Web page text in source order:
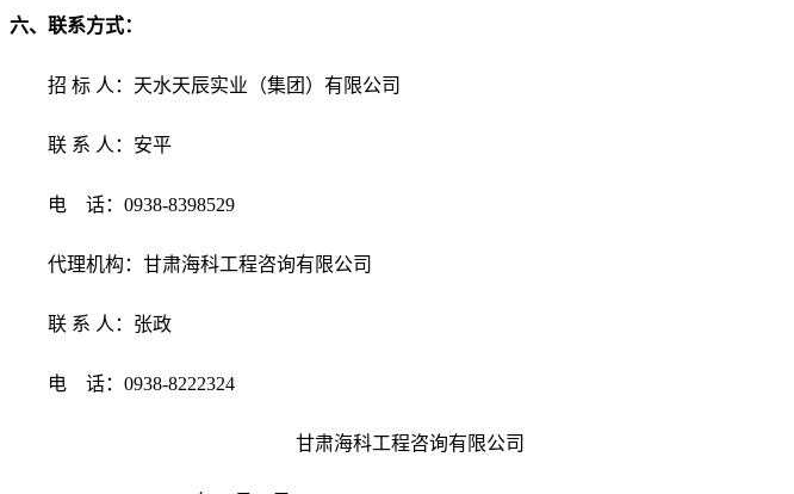
六、联系方式：
招 标 人：天水天辰实业（集团）有限公司
联 系 人： 安平
电 话： 0938-8398529
代理机构：甘肃海科工程咨询有限公司
联 系 人： 张政
电 话： 0938-8222324
甘肃海科工程咨询有限公司